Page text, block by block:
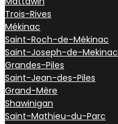
Trois-Rives
Mékinac
Saint-Roch-de-Mékinac
Saint-Joseph-de-Mekinac
Grandes-Piles
Saint-Jean-des-Piles
Grand-Mère
Shawinigan
Saint-Mathieu-du-Parc